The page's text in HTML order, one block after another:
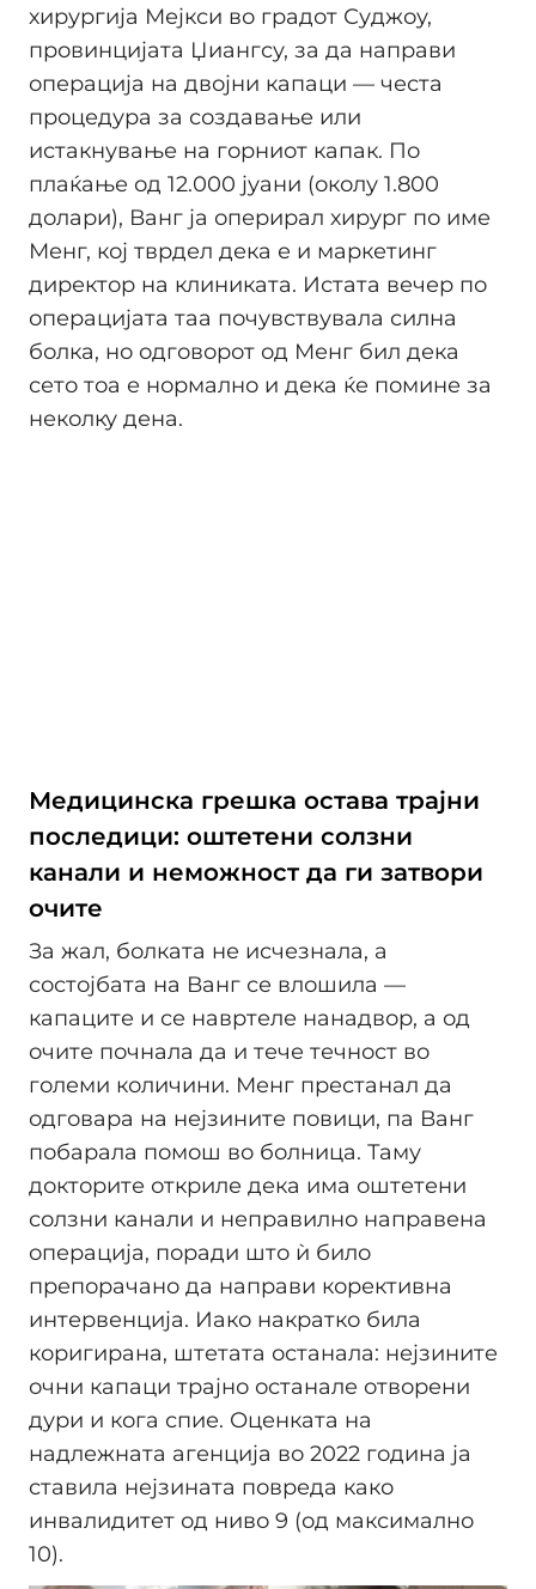
хирургија Мејкси во градот Суджоу,
провинцијата Џиангсу, за да направи
операција на двојни капаци — честа
процедура за создавање или
истакнување на горниот капак. По
плаќање од 12.000 јуани (околу 1.800
долари), Ванг ја оперирал хирург по име
Менг, кој тврдел дека е и маркетинг
директор на клиниката. Истата вечер по
операцијата таа почувствувала силна
болка, но одговорот од Менг бил дека
сето тоа е нормално и дека ќе помине за
неколку дена.
Медицинска грешка остава трајни
последици: оштетени солзни
канали и неможност да ги затвори
очите
За жал, болката не исчезнала, а
состојбата на Ванг се влошила —
капаците и се навртеле нанадвор, а од
очите почнала да и тече течност во
големи количини. Менг престанал да
одговара на нејзините повици, па Ванг
побарала помош во болница. Таму
докторите откриле дека има оштетени
солзни канали и неправилно направена
операција, поради што ѝ било
препорачано да направи корективна
интервенција. Иако накратко била
коригирана, штетата останала: нејзините
очни капаци трајно останале отворени
дури и кога спие. Оценката на
надлежната агенција во 2022 година ја
ставила нејзината повреда како
инвалидитет од ниво 9 (од максимално
10).